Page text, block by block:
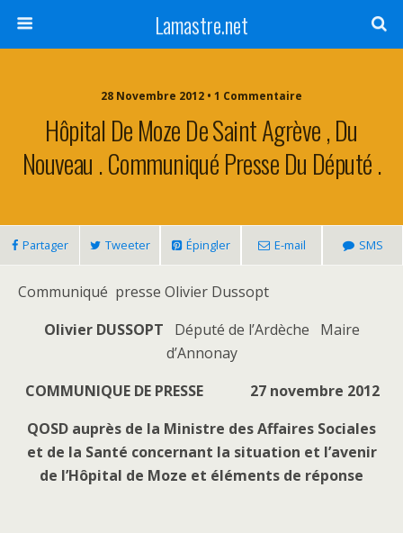
Lamastre.net
28 Novembre 2012 • 1 Commentaire
Hôpital De Moze De Saint Agrève , Du
Nouveau . Communiqué Presse Du Député .
Partager Tweeter Épingler E-mail SMS
Communiqué presse Olivier Dussopt
Olivier DUSSOPT Député de l’Ardèche Maire
d’Annonay
COMMUNIQUE DE PRESSE 27 novembre 2012
QOSD auprès de la Ministre des Affaires Sociales
et de la Santé concernant la situation et l’avenir
de l’Hôpital de Moze et éléments de réponse